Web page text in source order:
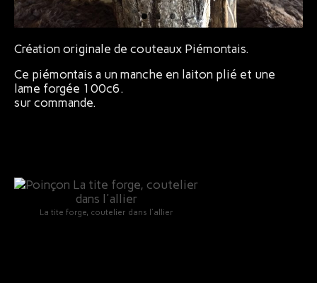
Création originale de couteaux Piémontais.
Ce piémontais a un manche en laiton plié et une
lame forgée 100c6.
sur commande.
La tite forge, coutelier dans l'allier